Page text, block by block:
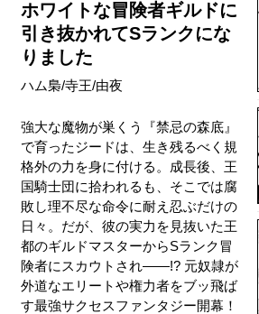
ホワイトな冒険者ギルドに
引き抜かれてSランクにな
りました
ハム梟/寺王/由夜
強大な魔物が巣くう『禁忌の森底』
で育ったジードは、生き残るべく規
格外の力を身に付ける。成長後、王
国騎士団に拾われるも、そこでは腐
敗し理不尽な命令に耐え忍ぶだけの
日々。だが、彼の実力を見抜いた王
都のギルドマスターからSランク冒
険者にスカウトされ――!? 元奴隷が
外道なエリートや権力者をブッ飛ば
す最強サクセスファンタジー開幕！